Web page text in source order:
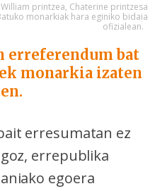
printzea, Chaterine printzesa
monarkiak hara eginiko bidaia
ofizialean.
erreferendum bat
monarkia izaten
erresumatan ez
errepublika
egoera